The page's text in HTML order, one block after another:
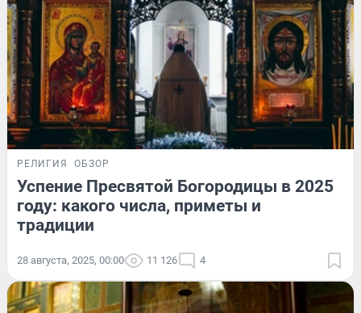
РЕЛИГИЯ ОБЗОР
Успение Пресвятой Богородицы в 2025
году: какого числа, приметы и
традиции
28 августа, 2025, 00:00 11 126 4